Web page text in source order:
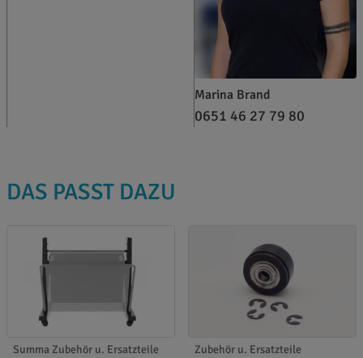
Marina Brand
0651 46 27 79 80
DAS PASST DAZU
Summa Zubehör u. Ersatzteile Zubehör u. Ersatzteile